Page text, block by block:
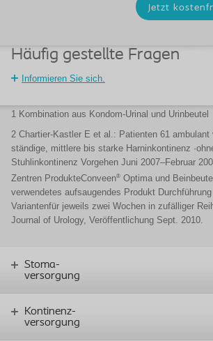
Häufig gestellte Fragen
Informieren Sie sich.
1 Kombination aus Kondom-Urinal und Urinbeutel
2 Chartier-Kastler E et al.: Patienten 61 ambulant
ständige, mittlere bis starke Harninkontinenz
Stuhlinkontinenz Vorgehen Juni 2007–Februar
Zentren ProdukteConveen® Optima und
verwendetes aufsaugendes Produkt
Variantenfür jeweils zwei Wochen in zufälliger
Journal of Urology, Veröffentlichung Sept. 2010.
Stoma-
versorgung
Kontinenz-
versorgung